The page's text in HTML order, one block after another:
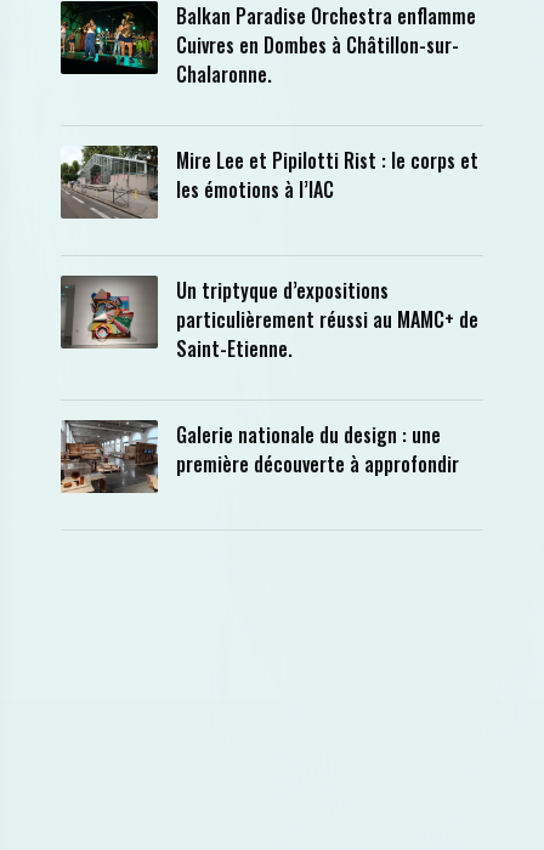
Balkan Paradise Orchestra enflamme
Cuivres en Dombes à Châtillon-sur-
Chalaronne.
Mire Lee et Pipilotti Rist : le corps et
les émotions à l’IAC
Un triptyque d’expositions
particulièrement réussi au MAMC+ de
Saint-Etienne.
Galerie nationale du design : une
première découverte à approfondir